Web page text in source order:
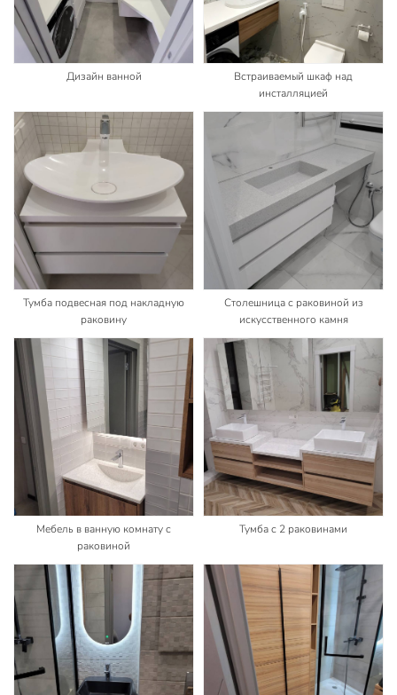
Дизайн ванной
Встраиваемый шкаф над
инсталляцией
Тумба подвесная под накладную
раковину
Столешница с раковиной из
искусственного камня
Мебель в ванную комнату с
раковиной
Тумба с 2 раковинами